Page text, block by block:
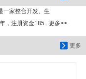
家整合开发、生
，注册资金185...更多>>
更多